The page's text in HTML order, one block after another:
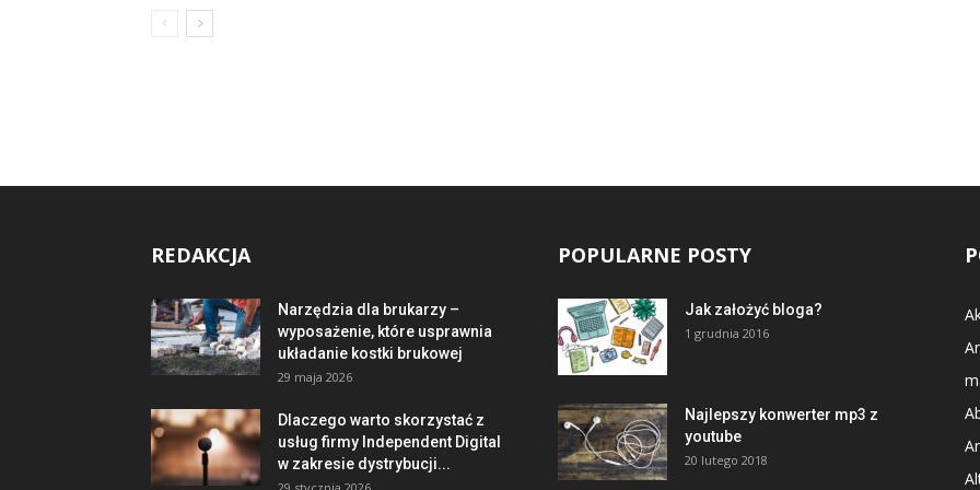
REDAKCJA
Narzędzia dla brukarzy –
wyposażenie, które usprawnia
układanie kostki brukowej
29 maja 2026
Dlaczego warto skorzystać z
usług firmy Independent Digital
w zakresie dystrybucji...
POPULARNE POSTY
Jak założyć bloga?
1 grudnia 2016
Najlepszy konwerter mp3 z
youtube
20 lutego 2018